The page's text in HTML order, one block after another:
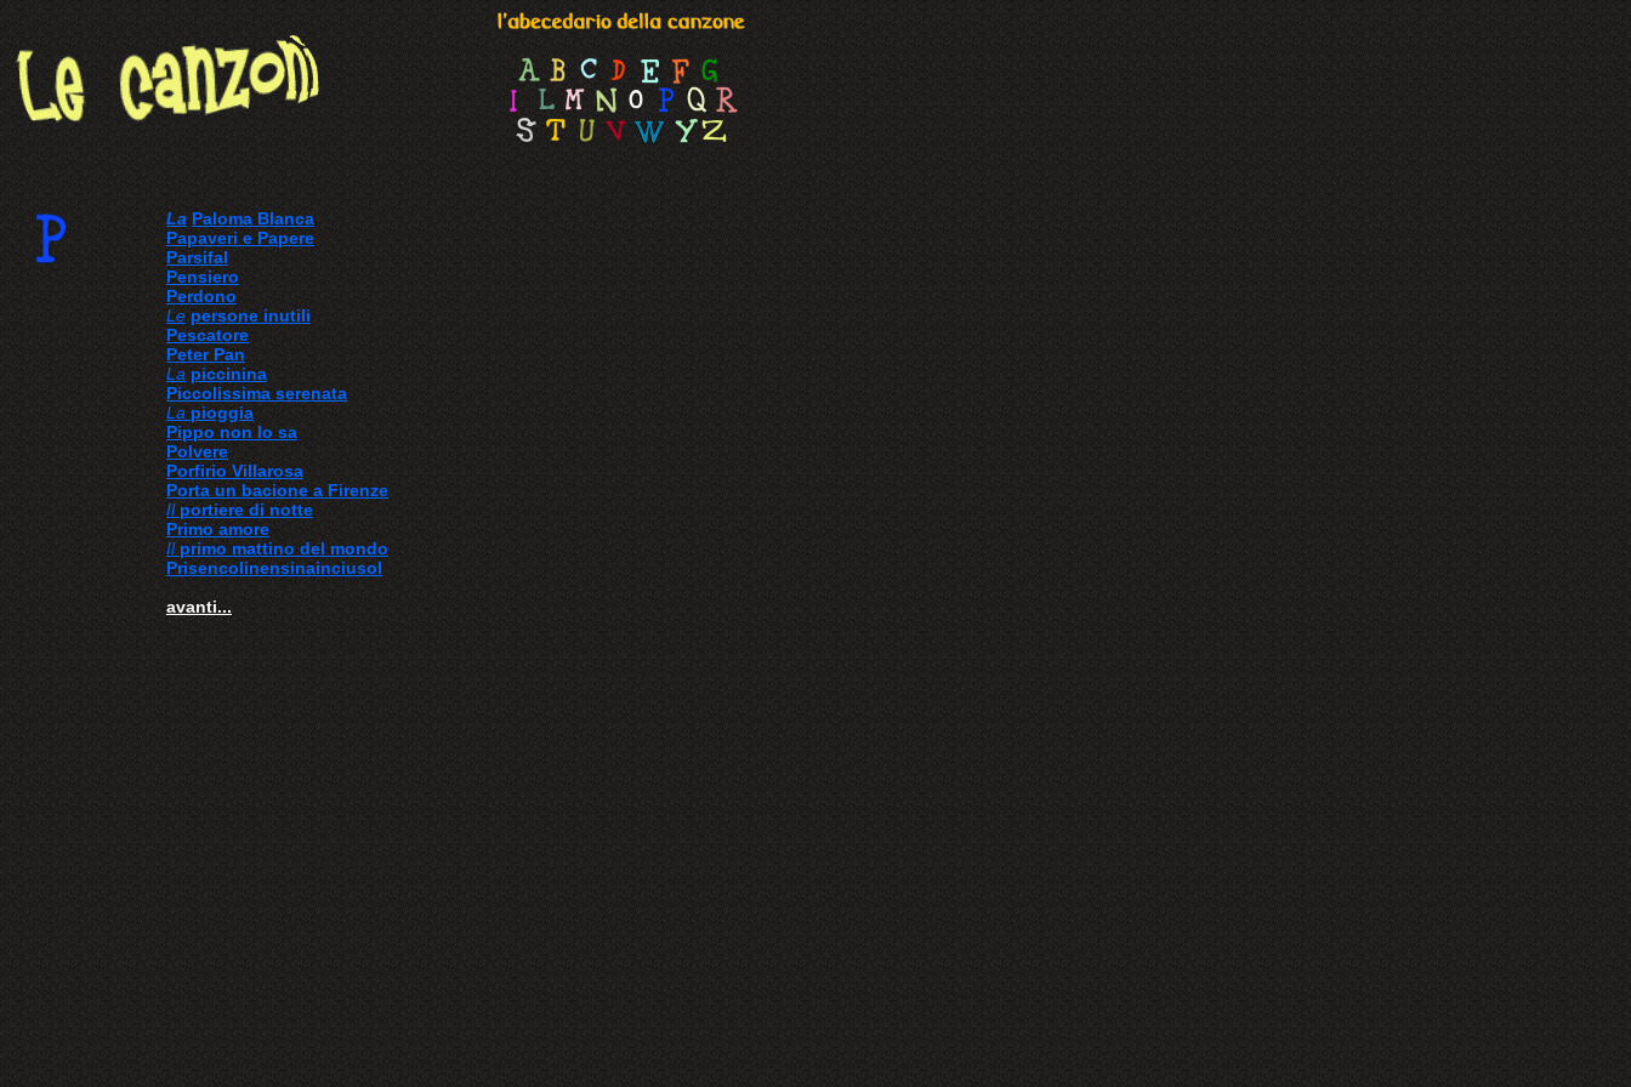
La Paloma Blanca
Papaveri e Papere
Parsifal
Pensiero
Perdono
Le persone inutili
Pescatore
Peter Pan
La piccinina
Piccolissima serenata
La pioggia
Pippo non lo sa
Polvere
Porfirio Villarosa
Porta un bacione a Firenze
Il portiere di notte
Primo amore
Ilprimo mattino del mondo
Prisencolinensinainciusol
avanti...